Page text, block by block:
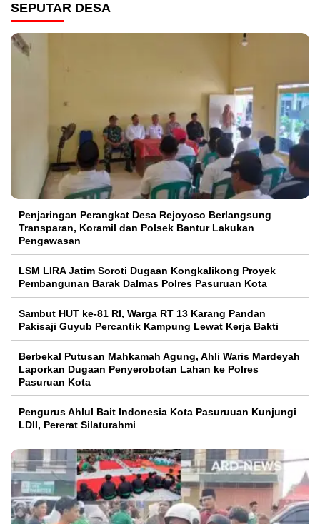
SEPUTAR DESA
Penjaringan Perangkat Desa Rejoyoso Berlangsung
Transparan, Koramil dan Polsek Bantur Lakukan
Pengawasan
LSM LIRA Jatim Soroti Dugaan Kongkalikong Proyek
Pembangunan Barak Dalmas Polres Pasuruan Kota
Sambut HUT ke-81 RI, Warga RT 13 Karang Pandan
Pakisaji Guyub Percantik Kampung Lewat Kerja Bakti
Berbekal Putusan Mahkamah Agung, Ahli Waris Mardeyah
Laporkan Dugaan Penyerobotan Lahan ke Polres
Pasuruan Kota
Pengurus Ahlul Bait Indonesia Kota Pasuruuan Kunjungi
LDII, Pererat Silaturahmi